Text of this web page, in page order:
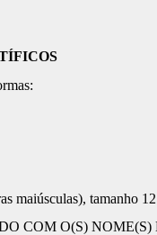
maiúsculas), tamanho
COM O(S) NOME(S)